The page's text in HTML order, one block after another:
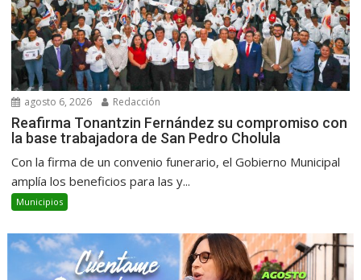
agosto 6, 2026 Redacción
Reafirma Tonantzin Fernández su compromiso con
la base trabajadora de San Pedro Cholula
Con la firma de un convenio funerario, el Gobierno Municipal
amplía los beneficios para las y...
Municipios